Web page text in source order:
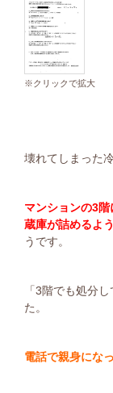
※クリックで拡大
壊れてしまった
マンションの3
蔵庫が詰めるよ
うです。
「3階でも処分
た。
電話で親身にな